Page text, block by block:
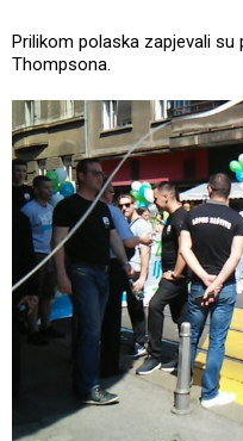
Prilikom polaska zapjevali su
Thompsona.